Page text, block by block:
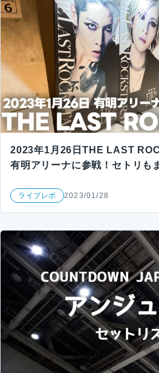
2023年1月26日THE LAST
有明アリーナに参戦！セトリも
ライブレポ 2023/01/28